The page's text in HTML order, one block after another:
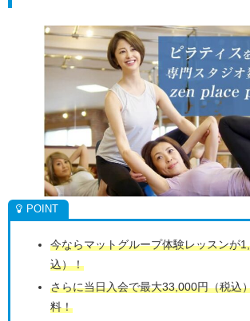
今ならマットグループ体験レッスンが
込）！
さらに当日入会で最大33,000円（税込
料！